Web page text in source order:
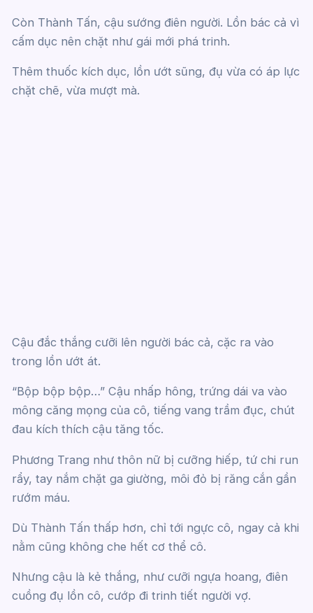
Còn Thành Tấn, cậu sướng điên người. Lồn bác cả vì
cấm dục nên chặt như gái mới phá trinh.
Thêm thuốc kích dục, lồn ướt sũng, đụ vừa có áp lực
chặt chẽ, vừa mượt mà.
Cậu đắc thắng cưỡi lên người bác cả, cặc ra vào
trong lồn ướt át.
“Bộp bộp bộp…” Cậu nhấp hông, trứng dái va vào
mông căng mọng của cô, tiếng vang trầm đục, chút
đau kích thích cậu tăng tốc.
Phương Trang như thôn nữ bị cưỡng hiếp, tứ chi run
rẩy, tay nắm chặt ga giường, môi đỏ bị răng cắn gần
rướm máu.
Dù Thành Tấn thấp hơn, chỉ tới ngực cô, ngay cả khi
nằm cũng không che hết cơ thể cô.
Nhưng cậu là kẻ thắng, như cưỡi ngựa hoang, điên
cuồng đụ lồn cô, cướp đi trinh tiết người vợ.